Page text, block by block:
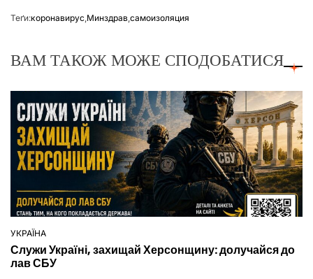
Теґи:коронавирус,Минздрав,самоизоляция
ВАМ ТАКОЖ МОЖЕ СПОДОБАТИСЯ
ОПУБЛІКУВАТИ
У
УКРАЇНА
Служи Україні, захищай Херсонщину: долучайся до
лав СБУ